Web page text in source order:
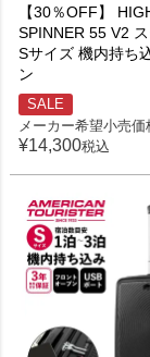
【30％OFF】
SPINNER 55 V2
Sサイズ 機内持ち
ン
SALE
メーカー希望小売価
¥14,300税込